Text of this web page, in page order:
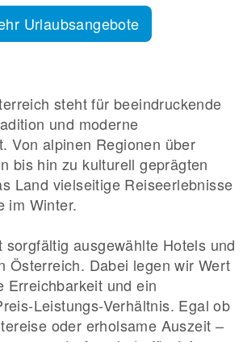
Urlaubsangebote
steht für beeindruckende
und moderne
Von alpinen Regionen über
bis hin zu kulturell geprägten
Land vielseitige Reiseerlebnisse
im Winter.
sorgfältig ausgewählte Hotels und
Österreich. Dabei legen wir Wert
Erreichbarkeit und ein
Leistungs-Verhältnis. Egal ob
oder erholsame Auszeit –